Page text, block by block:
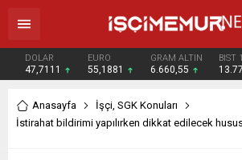
DOLAR
47,7111
EURO
55,1881
GRAM ALTIN
6.660,55
BIST
Anasayfa İşçi, SGK Konuları
İstirahat bildirimi yapılırken dikkat edilecek